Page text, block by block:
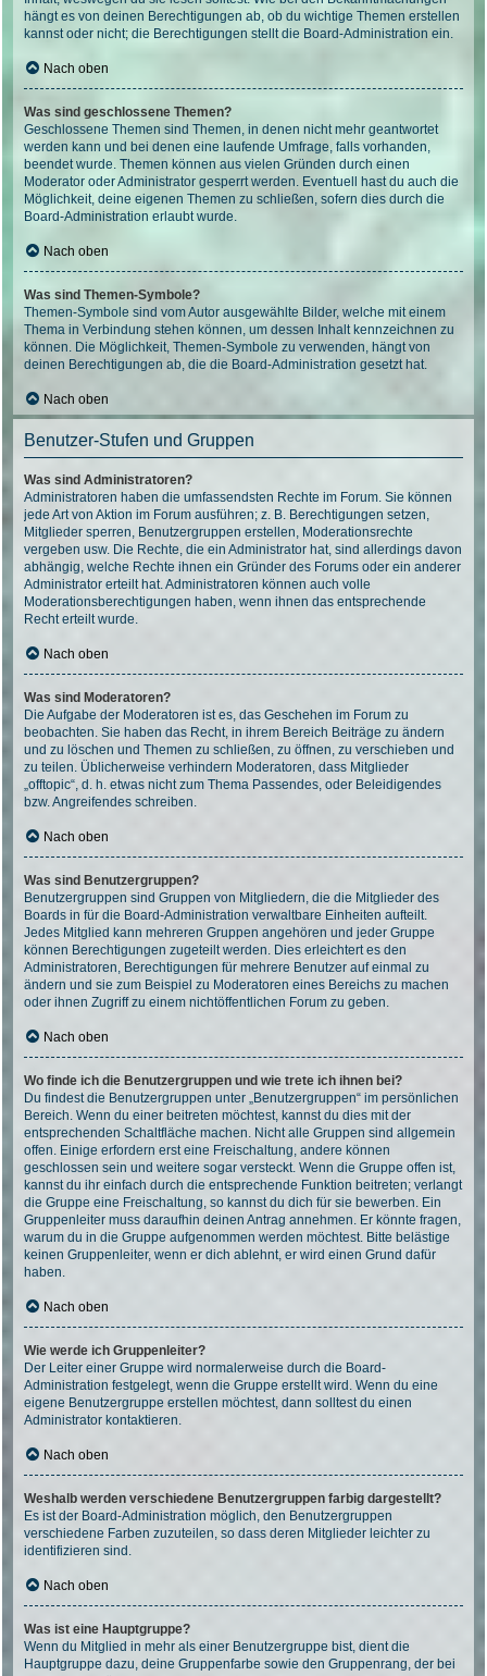
hängt es von deinen Berechtigungen ab, ob du wichtige Themen erstellen
kannst oder nicht; die Berechtigungen stellt die Board-Administration ein.
Nach oben
Was sind geschlossene Themen?
Geschlossene Themen sind Themen, in denen nicht mehr geantwortet
werden kann und bei denen eine laufende Umfrage, falls vorhanden,
beendet wurde. Themen können aus vielen Gründen durch einen
Moderator oder Administrator gesperrt werden. Eventuell hast du auch die
Möglichkeit, deine eigenen Themen zu schließen, sofern dies durch die
Board-Administration erlaubt wurde.
Nach oben
Was sind Themen-Symbole?
Themen-Symbole sind vom Autor ausgewählte Bilder, welche mit einem
Thema in Verbindung stehen können, um dessen Inhalt kennzeichnen zu
können. Die Möglichkeit, Themen-Symbole zu verwenden, hängt von
deinen Berechtigungen ab, die die Board-Administration gesetzt hat.
Nach oben
Benutzer-Stufen und Gruppen
Was sind Administratoren?
Administratoren haben die umfassendsten Rechte im Forum. Sie können
jede Art von Aktion im Forum ausführen; z. B. Berechtigungen setzen,
Mitglieder sperren, Benutzergruppen erstellen, Moderationsrechte
vergeben usw. Die Rechte, die ein Administrator hat, sind allerdings davon
abhängig, welche Rechte ihnen ein Gründer des Forums oder ein anderer
Administrator erteilt hat. Administratoren können auch volle
Moderationsberechtigungen haben, wenn ihnen das entsprechende
Recht erteilt wurde.
Nach oben
Was sind Moderatoren?
Die Aufgabe der Moderatoren ist es, das Geschehen im Forum zu
beobachten. Sie haben das Recht, in ihrem Bereich Beiträge zu ändern
und zu löschen und Themen zu schließen, zu öffnen, zu verschieben und
zu teilen. Üblicherweise verhindern Moderatoren, dass Mitglieder
„offtopic“, d. h. etwas nicht zum Thema Passendes, oder Beleidigendes
bzw. Angreifendes schreiben.
Nach oben
Was sind Benutzergruppen?
Benutzergruppen sind Gruppen von Mitgliedern, die die Mitglieder des
Boards in für die Board-Administration verwaltbare Einheiten aufteilt.
Jedes Mitglied kann mehreren Gruppen angehören und jeder Gruppe
können Berechtigungen zugeteilt werden. Dies erleichtert es den
Administratoren, Berechtigungen für mehrere Benutzer auf einmal zu
ändern und sie zum Beispiel zu Moderatoren eines Bereichs zu machen
oder ihnen Zugriff zu einem nichtöffentlichen Forum zu geben.
Nach oben
Wo finde ich die Benutzergruppen und wie trete ich ihnen bei?
Du findest die Benutzergruppen unter „Benutzergruppen“ im persönlichen
Bereich. Wenn du einer beitreten möchtest, kannst du dies mit der
entsprechenden Schaltfläche machen. Nicht alle Gruppen sind allgemein
offen. Einige erfordern erst eine Freischaltung, andere können
geschlossen sein und weitere sogar versteckt. Wenn die Gruppe offen ist,
kannst du ihr einfach durch die entsprechende Funktion beitreten; verlangt
die Gruppe eine Freischaltung, so kannst du dich für sie bewerben. Ein
Gruppenleiter muss daraufhin deinen Antrag annehmen. Er könnte fragen,
warum du in die Gruppe aufgenommen werden möchtest. Bitte belästige
keinen Gruppenleiter, wenn er dich ablehnt, er wird einen Grund dafür
haben.
Nach oben
Wie werde ich Gruppenleiter?
Der Leiter einer Gruppe wird normalerweise durch die Board-
Administration festgelegt, wenn die Gruppe erstellt wird. Wenn du eine
eigene Benutzergruppe erstellen möchtest, dann solltest du einen
Administrator kontaktieren.
Nach oben
Weshalb werden verschiedene Benutzergruppen farbig dargestellt?
Es ist der Board-Administration möglich, den Benutzergruppen
verschiedene Farben zuzuteilen, so dass deren Mitglieder leichter zu
identifizieren sind.
Nach oben
Was ist eine Hauptgruppe?
Wenn du Mitglied in mehr als einer Benutzergruppe bist, dient die
Hauptgruppe dazu, deine Gruppenfarbe sowie den Gruppenrang, der bei